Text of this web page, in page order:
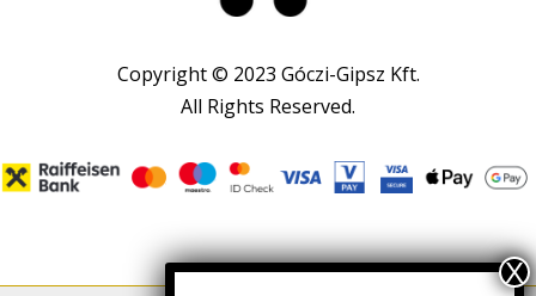
Copyright © 2023 Góczi-Gipsz Kft.
All Rights Reserved.